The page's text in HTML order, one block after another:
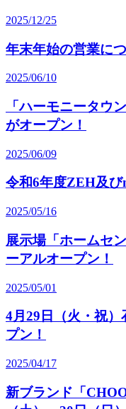
2025/12/25
年末年始の営業に
2025/06/10
「ハーモニータウ
がオープン！
2025/06/09
令和6年度ZEH及
2025/05/16
展示場「ホームセ
ーアルオープン！
2025/05/01
4月29日（火・祝
プン！
2025/04/17
新ブランド「